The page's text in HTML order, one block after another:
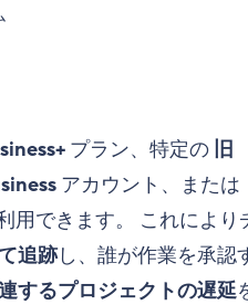
プラン、特定の 旧
アカウント、または
用できます。 これにより
追跡し、誰が作業を承認
するプロジェクトの遅延